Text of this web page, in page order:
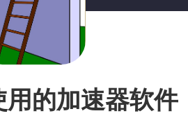
用的加速器软件